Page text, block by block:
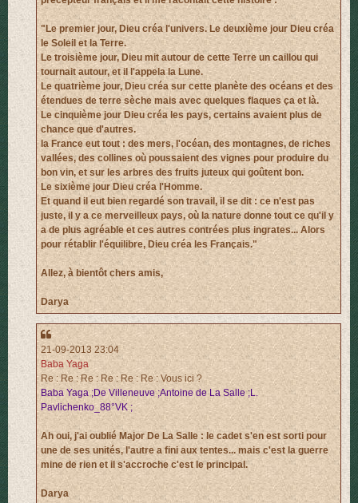
"Le premier jour, Dieu créa l'univers. Le deuxième jour Dieu créa
le Soleil et la Terre.
Le troisième jour, Dieu mit autour de cette Terre un caillou qui
tournait autour, et il l'appela la Lune.
Le quatrième jour, Dieu créa sur cette planète des océans et des
étendues de terre sèche mais avec quelques flaques ça et là.
Le cinquième jour Dieu créa les pays, certains avaient plus de
chance que d'autres.
la France eut tout : des mers, l'océan, des montagnes, de riches
vallées, des collines où poussaient des vignes pour produire du
bon vin, et sur les arbres des fruits juteux qui goûtent bon.
Le sixième jour Dieu créa l'Homme.
Et quand il eut bien regardé son travail, il se dit : ce n'est pas
juste, il y a ce merveilleux pays, où la nature donne tout ce qu'il y
a de plus agréable et ces autres contrées plus ingrates... Alors
pour rétablir l'équilibre, Dieu créa les Français."
Allez, à bientôt chers amis,
Darya
21-09-2013 23:04
Baba Yaga
Re : Re : Re : Re : Re : Re : Vous ici ?
Baba Yaga ;De Villeneuve ;Antoine de La Salle ;L.
Pavlichenko_88°VK ;
Ah oui, j'ai oublié Major De La Salle : le cadet s'en est sorti pour
une de ses unités, l'autre a fini aux tentes... mais c'est la guerre
mine de rien et il s'accroche c'est le principal.
Darya